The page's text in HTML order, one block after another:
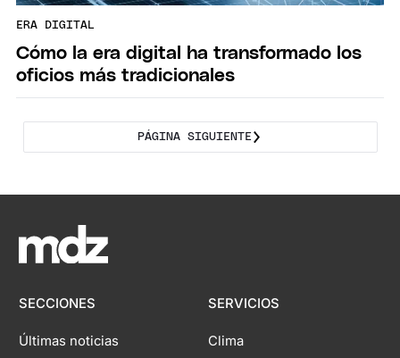
ERA DIGITAL
Cómo la era digital ha transformado los
oficios más tradicionales
PÁGINA SIGUIENTE
SECCIONES
Últimas noticias
SERVICIOS
Clima